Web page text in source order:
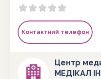
Контактний телефон
Центр
МЕДІКАЛ